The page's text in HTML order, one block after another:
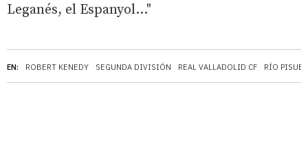
EN: ROBERT KENEDY SEGUNDA DIVISIÓN REAL VALLADOLID CF RÍO
Leganés, el Espanyol..."